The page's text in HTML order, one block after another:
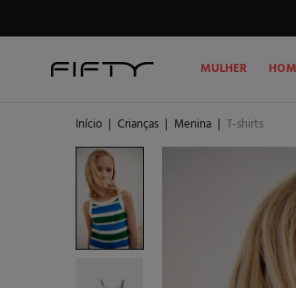
MULHER
Início | Crianças | Menina | T-shirts